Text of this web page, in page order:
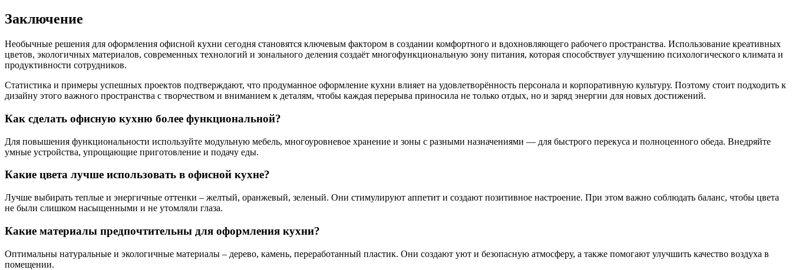
Заключение
Необычные решения для оформления офисной кухни сегодня становятся ключевым фактором в создании комфортного и вдохновляющего рабочего пространства. Использование креативных
цветов, экологичных материалов, современных технологий и зонального деления создаёт многофункциональную зону питания, которая способствует улучшению психологического климата и
продуктивности сотрудников.
Статистика и примеры успешных проектов подтверждают, что продуманное оформление кухни влияет на удовлетворённость персонала и корпоративную культуру. Поэтому стоит подходить к
дизайну этого важного пространства с творчеством и вниманием к деталям, чтобы каждая перерыва приносила не только отдых, но и заряд энергии для новых достижений.
Как сделать офисную кухню более функциональной?
Для повышения функциональности используйте модульную мебель, многоуровневое хранение и зоны с разными назначениями — для быстрого перекуса и полноценного обеда. Внедряйте
умные устройства, упрощающие приготовление и подачу еды.
Какие цвета лучше использовать в офисной кухне?
Лучше выбирать теплые и энергичные оттенки – желтый, оранжевый, зеленый. Они стимулируют аппетит и создают позитивное настроение. При этом важно соблюдать баланс, чтобы цвета
не были слишком насыщенными и не утомляли глаза.
Какие материалы предпочтительны для оформления кухни?
Оптимальны натуральные и экологичные материалы – дерево, камень, переработанный пластик. Они создают уют и безопасную атмосферу, а также помогают улучшить качество воздуха в
помещении.